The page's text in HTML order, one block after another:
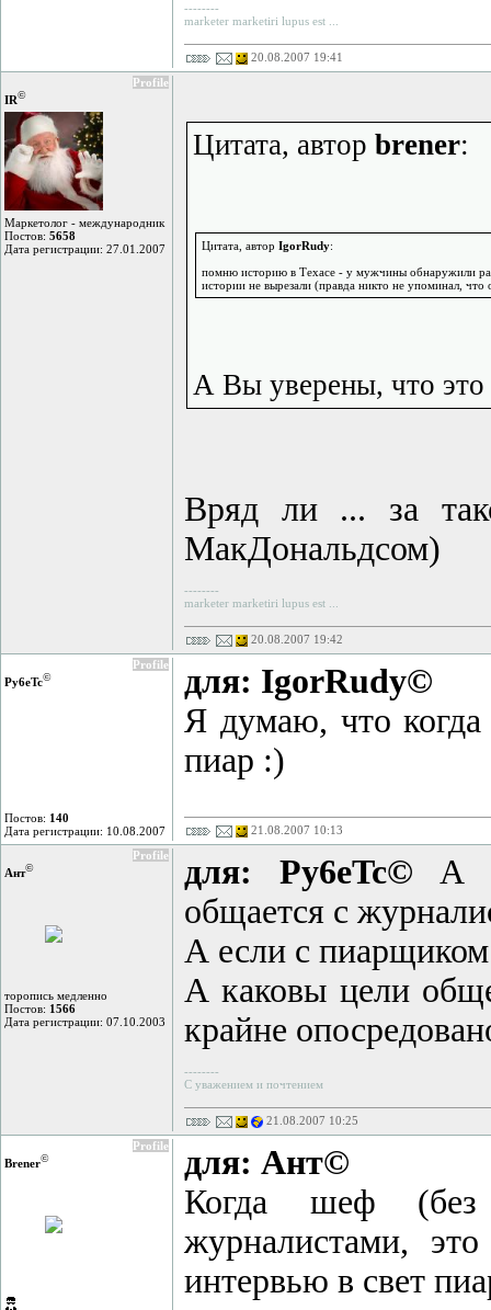
--------
marketer marketiri lupus est ...
20.08.2007 19:41
Profile
IR©
Маркетолог - международник
Постов: 5658
Дата регистрации: 27.01.2007
Цитата, автор brener:
Цитата, автор IgorRudy:
помню историю в Техасе - у мужчины обнаружили
истории не вырезали (правда никто не упоминал,
А Вы уверены, что
Вряд ли ... за
МакДональдсом)
--------
marketer marketiri lupus est ...
20.08.2007 19:42
Profile
Py6eTc©
Постов: 140
Дата регистрации: 10.08.2007
для: IgorRudy©
Я думаю, что когда
пиар :)
21.08.2007 10:13
Profile
Ант©
торопись медленно
Постов: 1566
Дата регистрации: 07.10.2003
для: Py6eTc© А
общается с
А если с пиарщиком
А каковы цели
крайне
--------
С уважением и почтением
21.08.2007 10:25
Profile
Brener©
для: Ант©
Когда шеф (без
журналистами,
интервью в свет